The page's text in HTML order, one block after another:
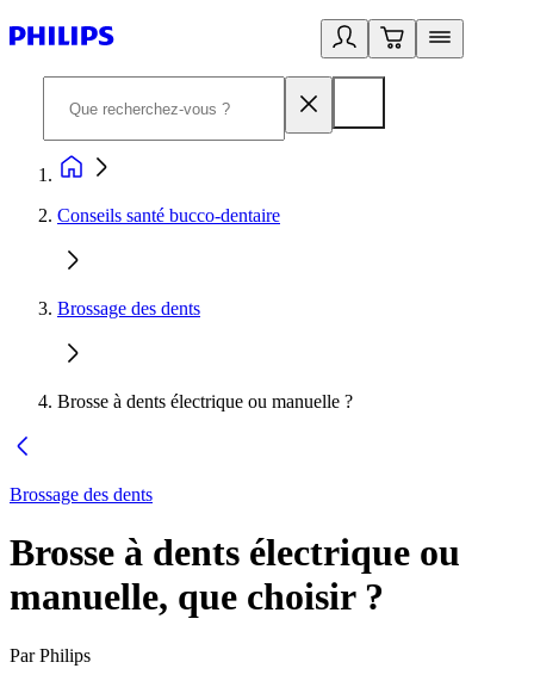
Conseils santé bucco-dentaire
Brossage des dents
Brosse à dents électrique ou manuelle ?
Brossage des dents
Brosse à dents électrique ou
manuelle, que choisir ?
Par Philips